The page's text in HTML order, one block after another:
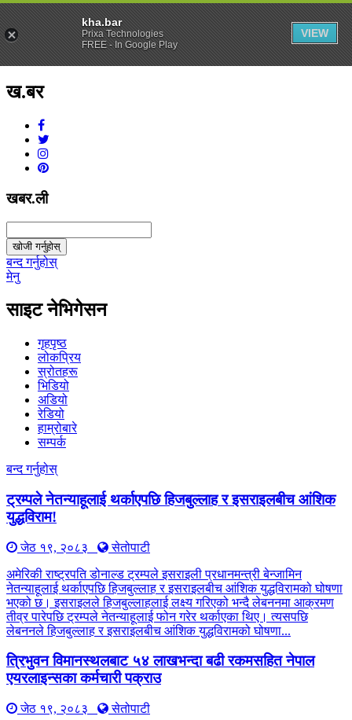
ख.बर
खबर.ली
खोजी गर्नुहोस्
बन्द गर्नुहोस्
मेनु
साइट नेभिगेसन
गृहपृष्ठ
लोकप्रिय
स्रोतहरू
भिडियो
अडियो
रेडियो
हाम्रोबारे
सम्पर्क
बन्द गर्नुहोस्
ट्रम्पले नेतन्याहूलाई थर्काएपछि हिजबुल्लाह र इसराइलबीच आंशिक
युद्धविराम!
जेठ १९, २०८३
सेतोपाटी
अमेरिकी राष्ट्रपति डोनाल्ड ट्रम्पले इसराइली प्रधानमन्त्री बेन्जामिन
नेतन्याहूलाई थर्काएपछि हिजबुल्लाह र इसराइलबीच आंशिक युद्धविरामको घोषणा
भएको छ। इसराइलले हिजबुल्लाहलाई लक्ष्य गरिएको भन्दै लेबननमा आक्रमण
तीव्र पारेपछि ट्रम्पले नेतन्याहूलाई फोन गरेर थर्काएका थिए। त्यसपछि
लेबननले हिजबुल्लाह र इसराइलबीच आंशिक युद्धविरामको घोषणा...
त्रिभुवन विमानस्थलबाट ५४ लाखभन्दा बढी रकमसहित नेपाल
एयरलाइन्सका कर्मचारी पक्राउ
जेठ १९, २०८३
सेतोपाटी
kha.bar
Prixa Technologies
FREE - In Google Play
VIEW